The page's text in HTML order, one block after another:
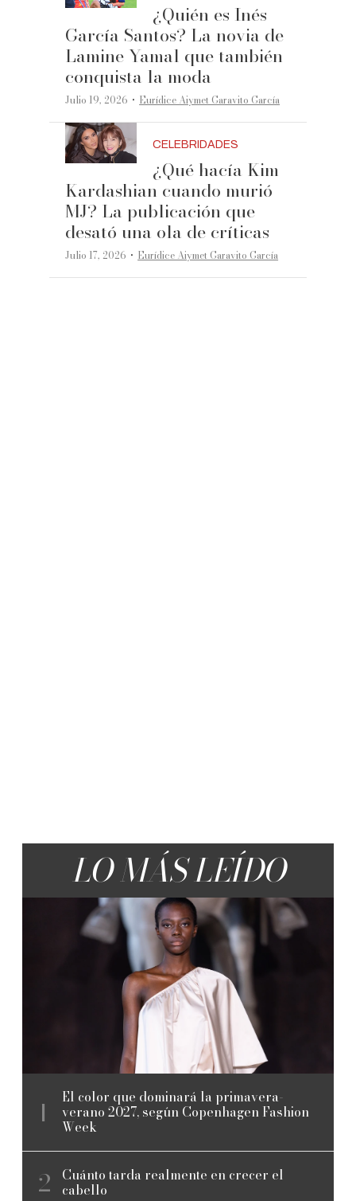
¿Quién es Inés
García Santos? La novia de
Lamine Yamal que también
conquista la moda
Julio 19, 2026 ·Eurídice Aiymet Garavito García
CELEBRIDADES
¿Qué hacía Kim
Kardashian cuando murió
MJ? La publicación que
desató una ola de críticas
Julio 17, 2026 ·Eurídice Aiymet Garavito García
LO MÁS LEÍDO
El color que dominará la primavera-
verano 2027, según Copenhagen Fashion
Week
Cuánto tarda realmente en crecer el
cabello